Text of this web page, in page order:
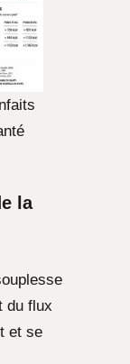
la
du flux
et se